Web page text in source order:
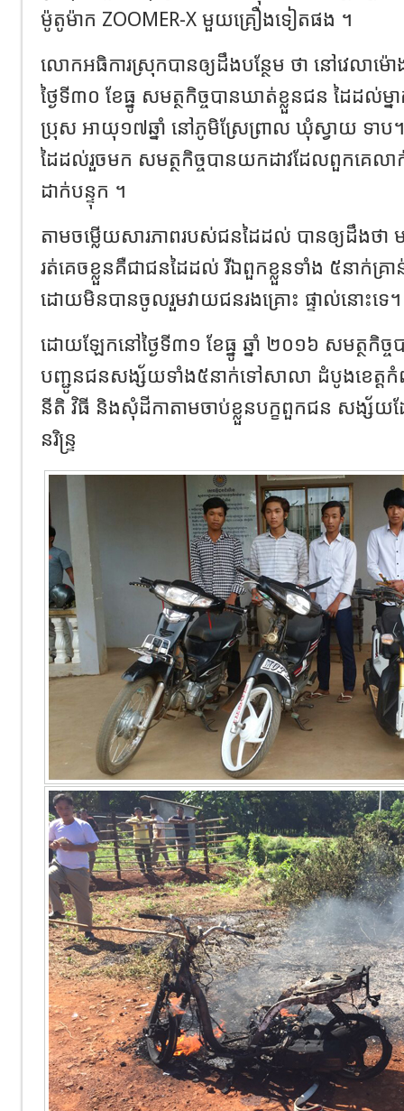
ម៉ូតូម៉ាក ZOOMER-X មួយគ្រឿងទៀតផង ។
លោកអធិការស្រុកបានឲ្យដឹងបន្ថែម ថា នៅវេលា
ថ្ងៃទី៣០ ខែធ្នូ សមត្ថកិច្ចបានឃាត់ខ្លួនជន ដៃដល់
ប្រុស អាយុ១៧ឆ្នាំ នៅភូមិស្រែព្រាល ឃុំស្វាយ ទាប
ដៃដល់រួចមក សមត្ថកិច្ចបានយកដាវដែលពួកគេលាក់ ទុ
ដាក់បន្ទុក ។
តាមចម្លើយសារភាពរបស់ជនដៃដល់ បានឲ្យដឹងថា
រត់គេចខ្លួនគឺជាជនដៃដល់ រីឯពួកខ្លួនទាំង ៥នាក់គ្រ
ដោយមិនបានចូលរួមវាយជនរងគ្រោះ ផ្ទាល់នោះទេ។
ដោយឡែកនៅថ្ងៃទី៣១ ខែធ្នូ ឆ្នាំ ២០១៦ សមត្ថកិ
បញ្ជូនជនសង្ស័យទាំង៥នាក់ទៅសាលា ដំបូងខេត្តកំព
នីតិ វិធី និងសុំដីកាតាមចាប់ខ្លួនបក្ខពួកជន សង្
នរិន្ទ្រ